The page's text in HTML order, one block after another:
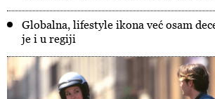
Globalna, lifestyle ikona već osam
je i u regiji